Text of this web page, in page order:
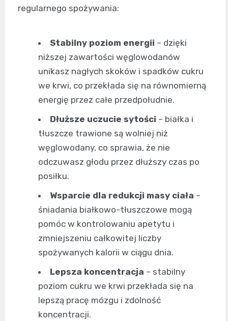
regularnego spożywania:
Stabilny poziom energii – dzięki
niższej zawartości węglowodanów
unikasz nagłych skoków i spadków cukru
we krwi, co przekłada się na równomierną
energię przez całe przedpołudnie.
Dłuższe uczucie sytości – białka i
tłuszcze trawione są wolniej niż
węglowodany, co sprawia, że nie
odczuwasz głodu przez dłuższy czas po
posiłku.
Wsparcie dla redukcji masy ciała –
śniadania białkowo-tłuszczowe mogą
pomóc w kontrolowaniu apetytu i
zmniejszeniu całkowitej liczby
spożywanych kalorii w ciągu dnia.
Lepsza koncentracja – stabilny
poziom cukru we krwi przekłada się na
lepszą pracę mózgu i zdolność
koncentracji.